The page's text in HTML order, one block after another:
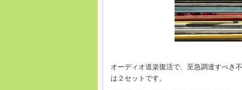
オーディオ道楽復活で、至急調達すべき
は２セットです。